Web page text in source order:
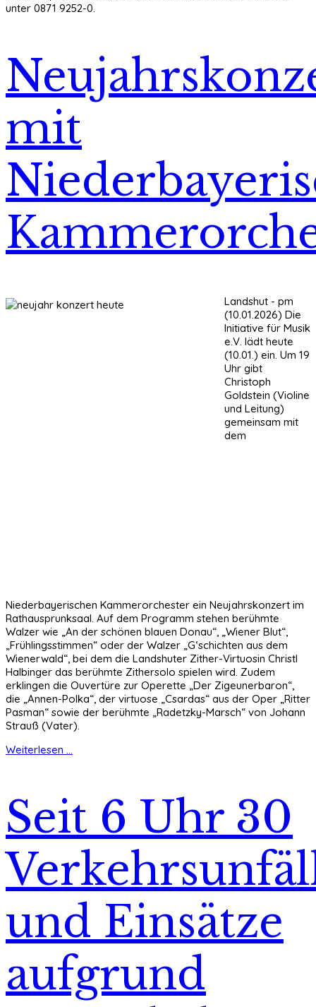
unter 0871 9252-0.
mit
Landshut - pm
(10.01.2026) Die
Initiative für Musik
e.V. lädt heute
(10.01.) ein. Um 19
Uhr gibt
Christoph
Goldstein (Violine
und Leitung)
gemeinsam mit
dem
Niederbayerischen Kammerorchester ein Neujahrskonzert im
Rathausprunksaal. Auf dem Programm stehen berühmte
Walzer wie „An der schönen blauen Donau“, „Wiener Blut“,
„Frühlingsstimmen“ oder der Walzer „G‘schichten aus dem
Wienerwald“, bei dem die Landshuter Zither-Virtuosin Christl
Halbinger das berühmte Zithersolo spielen wird. Zudem
erklingen die Ouvertüre zur Operette „Der Zigeunerbaron“,
die „Annen-Polka“, der virtuose „Csardas“ aus der Oper „Ritter
Pasman“ sowie der berühmte „Radetzky-Marsch“ von Johann
Strauß (Vater).
Weiterlesen ...
Seit 6 Uhr 30
und Einsätze
aufgrund